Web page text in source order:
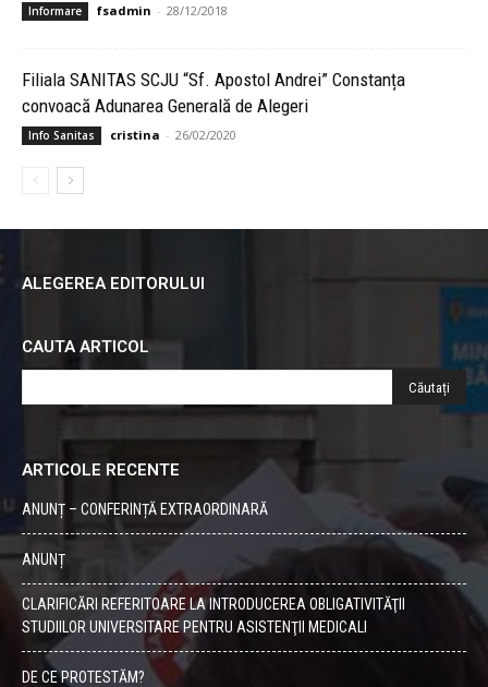
Informare fsadmin - 28/12/2018
Filiala SANITAS SCJU “Sf. Apostol Andrei” Constanța
convoacă Adunarea Generală de Alegeri
Info Sanitas cristina - 26/02/2020
ALEGEREA EDITORULUI
CAUTA ARTICOL
ARTICOLE RECENTE
ANUNȚ – CONFERINȚĂ EXTRAORDINARĂ
ANUNȚ
CLARIFICĂRI REFERITOARE LA INTRODUCEREA OBLIGATIVITĂŢII
STUDIILOR UNIVERSITARE PENTRU ASISTENŢII MEDICALI
DE CE PROTESTĂM?